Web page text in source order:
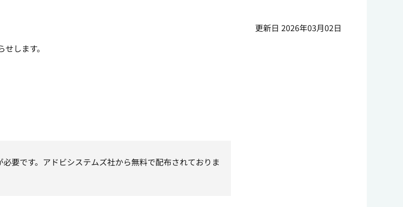
更新日 2026年03月02日
します。
要です。アドビシステムズ社から無料で配布されておりま